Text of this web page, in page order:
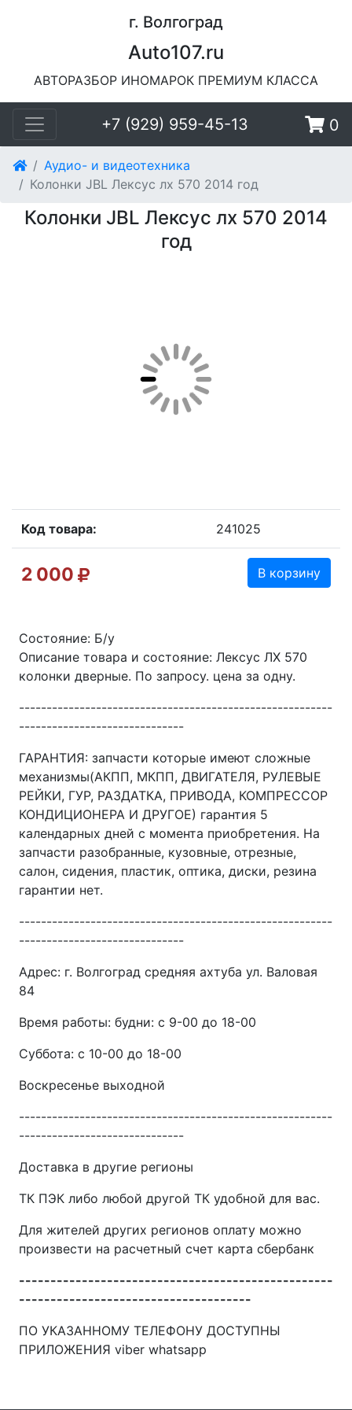
г. Волгоград
Auto107.ru
АВТОРАЗБОР ИНОМАРОК ПРЕМИУМ КЛАССА
+7 (929) 959-45-13 0
Аудио- и видеотехника
Колонки JBL Лексус лх 570 2014 год
Колонки JBL Лексус лх 570 2014
год
Код товара: 241025
2 000 В корзину
Состояние: Б/у
Описание товара и состояние: Лексус ЛХ 570
колонки дверные. По запросу. цена за одну.
---------------------------------------------------------
------------------------------
ГАРАНТИЯ: запчасти которые имеют сложные
механизмы(АКПП, МКПП, ДВИГАТЕЛЯ, РУЛЕВЫЕ
РЕЙКИ, ГУР, РАЗДАТКА, ПРИВОДА, КОМПРЕССОР
КОНДИЦИОНЕРА И ДРУГОЕ) гарантия 5
календарных дней с момента приобретения. На
запчасти разобранные, кузовные, отрезные,
салон, сидения, пластик, оптика, диски, резина
гарантии нет.
---------------------------------------------------------
------------------------------
Адрес: г. Волгоград средняя ахтуба ул. Валовая
84
Время работы: будни: с 9-00 до 18-00
Суббота: с 10-00 до 18-00
Воскресенье выходной
---------------------------------------------------------
------------------------------
Доставка в другие регионы
ТК ПЭК либо любой другой ТК удобной для вас.
Для жителей других регионов оплату можно
произвести на расчетный счет карта сбербанк
--------------------------------------------------
-------------------------------------
ПО УКАЗАННОМУ ТЕЛЕФОНУ ДОСТУПНЫ
ПРИЛОЖЕНИЯ viber whatsapp